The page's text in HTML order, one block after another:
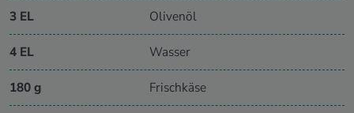
3 EL Olivenöl
4 EL Wasser
180 g Frischkäse